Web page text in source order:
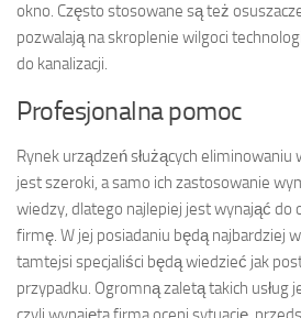
okno. Często stosowane są też
pozwalają na skroplenie wilgoci
do kanalizacji.
Profesjonalna pomoc
Rynek urządzeń służących eliminowaniu
jest szeroki, a samo ich zastosowanie
wiedzy, dlatego najlepiej jest wynająć do
firmę. W jej posiadaniu będą najbardziej
tamtejsi specjaliści będą wiedzieć jak
przypadku. Ogromną zaletą takich usług